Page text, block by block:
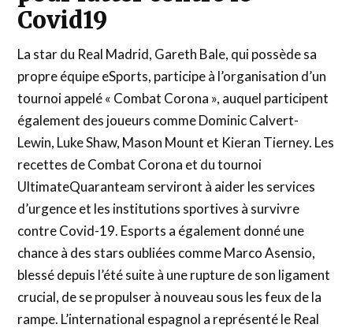
Covid19
La star du Real Madrid, Gareth Bale, qui possède sa
propre équipe eSports, participe à l’organisation d’un
tournoi appelé « Combat Corona », auquel participent
également des joueurs comme Dominic Calvert-
Lewin, Luke Shaw, Mason Mount et Kieran Tierney. Les
recettes de Combat Corona et du tournoi
UltimateQuaranteam serviront à aider les services
d’urgence et les institutions sportives à survivre
contre Covid-19. Esports a également donné une
chance à des stars oubliées comme Marco Asensio,
blessé depuis l’été suite à une rupture de son ligament
crucial, de se propulser à nouveau sous les feux de la
rampe. L’international espagnol a représenté le Real